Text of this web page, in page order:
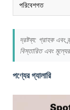
পরিবেশগত
দ্রষ্টব্য: গ্রাহক এবং
বিস্তারিত এবং
পণ্যের গ্যালারি